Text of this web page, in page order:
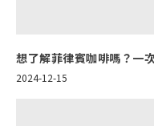
想了解菲律賓咖啡嗎？一
2024-12-15